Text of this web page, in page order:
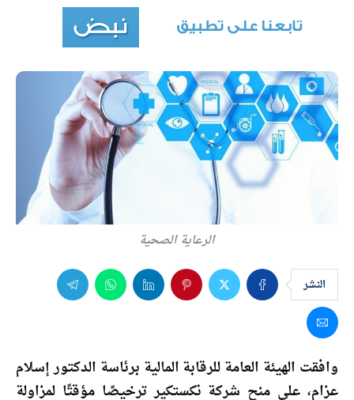
الرعاية الصحية
النشر
وافقت الهيئة العامة للرقابة المالية برئاسة الدكتور إسلام
عزام، على منح شركة نكستكير ترخيصًا مؤقتًا لمزاولة